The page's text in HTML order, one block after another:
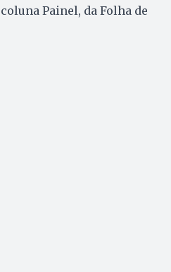
Painel, da Folha de